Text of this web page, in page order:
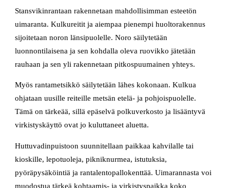
Stansvikinrantaan rakennetaan mahdollisimman esteetön
uimaranta. Kulkureitit ja aiempaa pienempi huoltorakennus
sijoitetaan noron länsipuolelle. Noro säilytetään
luonnontilaisena ja sen kohdalla oleva ruovikko jätetään
rauhaan ja sen yli rakennetaan pitkospuumainen yhteys.
Myös rantametsikkö säilytetään lähes kokonaan. Kulkua
ohjataan uusille reiteille metsän etelä- ja pohjoispuolelle.
Tämä on tärkeää, sillä epäselvä polkuverkosto ja lisääntyvä
virkistyskäyttö ovat jo kuluttaneet aluetta.
Huttuvadinpuistoon suunnitellaan paikkaa kahvilalle tai
kioskille, lepotuoleja, pikniknurmea, istutuksia,
pyöräpysäköintiä ja rantalentopallokenttää. Uimarannasta voi
muodostua tärkeä kohtaamis- ja virkistyspaikka koko